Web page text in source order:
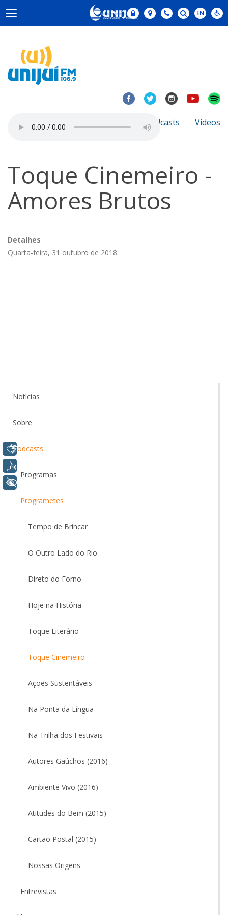
Notícias Podcasts Vídeos
Toque Cinemeiro -
Amores Brutos
Detalhes
Quarta-feira, 31 outubro de 2018
Notícias
Sobre
Podcasts
Programas
Programetes
Tempo de Brincar
O Outro Lado do Rio
Direto do Forno
Hoje na História
Toque Literário
Toque Cinemeiro
Ações Sustentáveis
Na Ponta da Língua
Na Trilha dos Festivais
Autores Gaúchos (2016)
Ambiente Vivo (2016)
Atitudes do Bem (2015)
Cartão Postal (2015)
Nossas Origens
Entrevistas
Libras
+ Acessibilidade